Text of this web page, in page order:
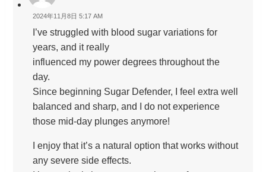
2024年11月8日 5:17 AM
I’ve struggled with blood sugar variations for
years, and it really
influenced my power degrees throughout the
day.
Since beginning Sugar Defender, I feel extra well
balanced and sharp, and I do not experience
those mid-day plunges anymore!
I enjoy that it’s a natural option that works without
any severe side effects.